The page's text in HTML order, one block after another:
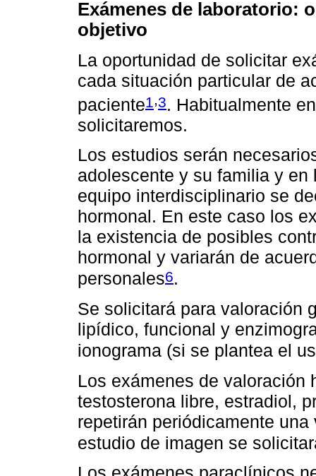
Exámenes de laboratorio:
objetivo
La oportunidad de solicitar
cada situación particular de
paciente1,3. Habitualmente
solicitaremos.
Los estudios serán
adolescente y su familia y
equipo interdisciplinario se
hormonal. En este caso los
la existencia de posibles
hormonal y variarán de
personales6.
Se solicitará para valoración
lipídico, funcional y
ionograma (si se plantea el
Los exámenes de valoración
testosterona libre, estradiol,
repetirán periódicamente
estudio de imagen se